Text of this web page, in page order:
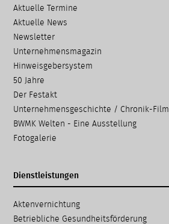
Aktuelle Termine
Aktuelle News
Newsletter
Unternehmensmagazin
Hinweisgebersystem
50 Jahre
Der Festakt
Unternehmensgeschichte / Chronik-Film
BWMK Welten - Eine Ausstellung
Fotogalerie
Dienstleistungen
Navigation
überspringen
Aktenvernichtung
Betriebliche Gesundheits­förderung